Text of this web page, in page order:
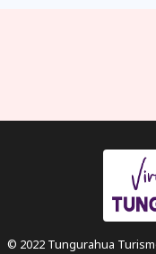
© 2022 Tungurahua